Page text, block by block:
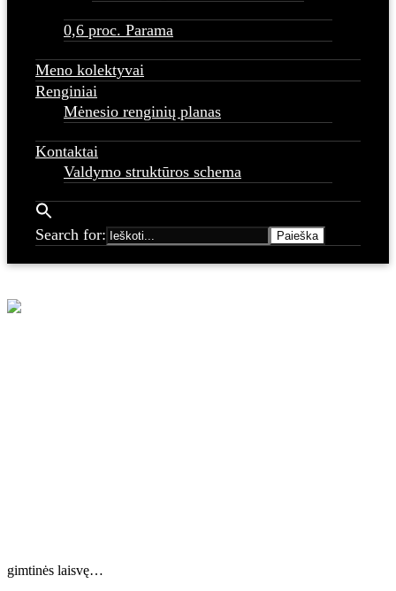
0,6 proc. Parama
Meno kolektyvai
Renginiai
Mėnesio renginių planas
Kontaktai
Valdymo struktūros schema
Search for:
gimtinės laisvę…